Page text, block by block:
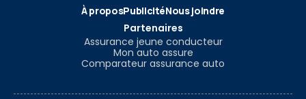
À proposPublicitéNous joindre
Partenaires
Assurance jeune conducteur
Mon auto assure
Comparateur assurance auto